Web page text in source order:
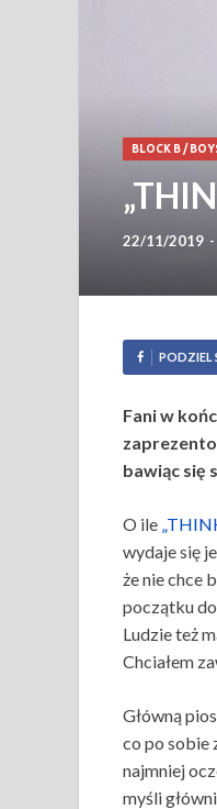
BLOCK B/
22/11/2019 -
PODZIEL
Fani w
bawiąc się
O ile
wydaje się
że nie chce
początku
Ludzie też
Chciałem
Główną
co po sobie
najmniej
myśli